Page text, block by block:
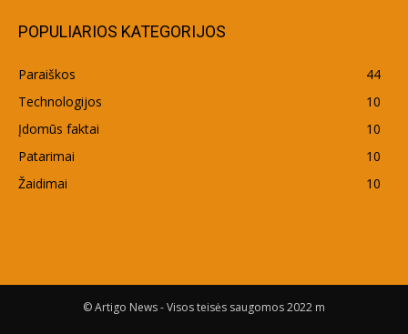
POPULIARIOS KATEGORIJOS
Paraiškos
44
Technologijos
10
Įdomūs faktai
10
Patarimai
10
Žaidimai
10
© Artigo News - Visos teisės saugomos 2022 m